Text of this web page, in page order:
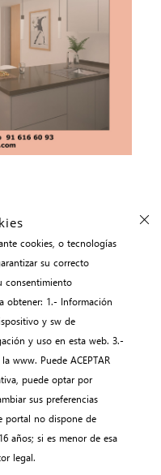
cookies, o tecnologías
su correcto
consentimiento
obtener: 1.- Información
y sw de
y uso en esta web. 3.-
www. Puede ACEPTAR
puede optar por
portal no dispone de
legal.